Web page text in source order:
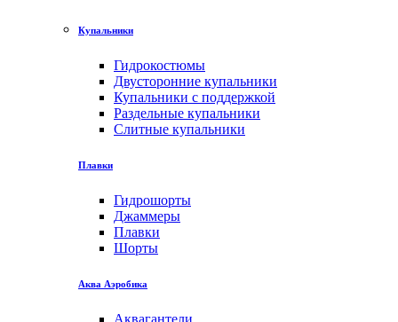
Купальники
Гидрокостюмы
Двусторонние купальники
Купальники с поддержкой
Раздельные купальники
Слитные купальники
Плавки
Гидрошорты
Джаммеры
Плавки
Шорты
Аква Аэробика